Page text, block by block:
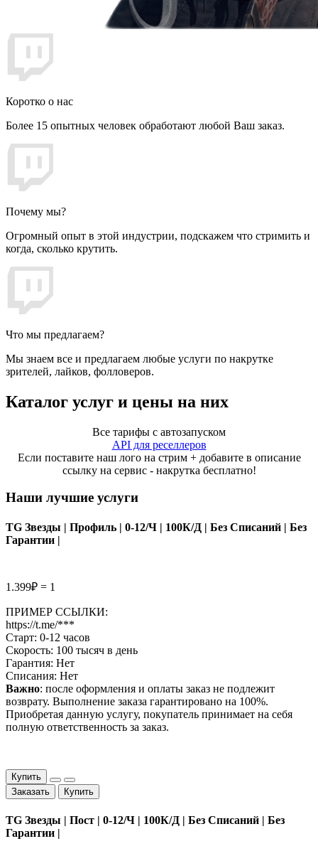
Коротко о нас
Более 15 опытных человек обработают любой Ваш заказ.
Почему мы?
Огромный опыт в этой индустрии, подскажем что стримить и
когда, сколько крутить.
Что мы предлагаем?
Мы знаем все и предлагаем любые услуги по накрутке
зрителей, лайков, фолловеров.
Каталог услуг и цены на них
Все тарифы с автозапуском
API для реселлеров
Если поставите наш лого на стрим + добавите в описание
ссылку на сервис - накрутка бесплатно!
Наши лучшие услуги
TG Звезды | Профиль | 0-12/Ч | 100К/Д | Без Списаний | Без
Гарантии |
1.399₽ = 1
ПРИМЕР ССЫЛКИ:
https://t.me/***
Старт: 0-12 часов
Скорость: 100 тысяч в день
Гарантия: Нет
Списания: Нет
Важно: после оформления и оплаты заказ не подлежит
возврату. Выполнение заказа гарантировано на 100%.
Приобретая данную услугу, покупатель принимает на себя
полную ответственность за заказ.
Купить
Заказать
Купить
TG Звезды | Пост | 0-12/Ч | 100К/Д | Без Списаний | Без
Гарантии |